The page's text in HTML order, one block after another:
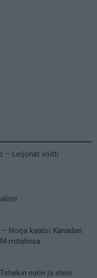
– Leijonat voitti
Norja kaatoi Kanadan
mitalinsa
nurin ja eteni